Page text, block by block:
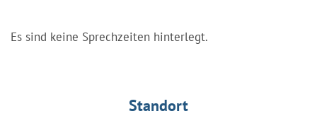
Es sind keine Sprechzeiten hinterlegt.
Standort